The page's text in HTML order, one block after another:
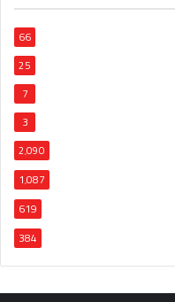
66
25
7
3
2٬090
1٬087
619
384